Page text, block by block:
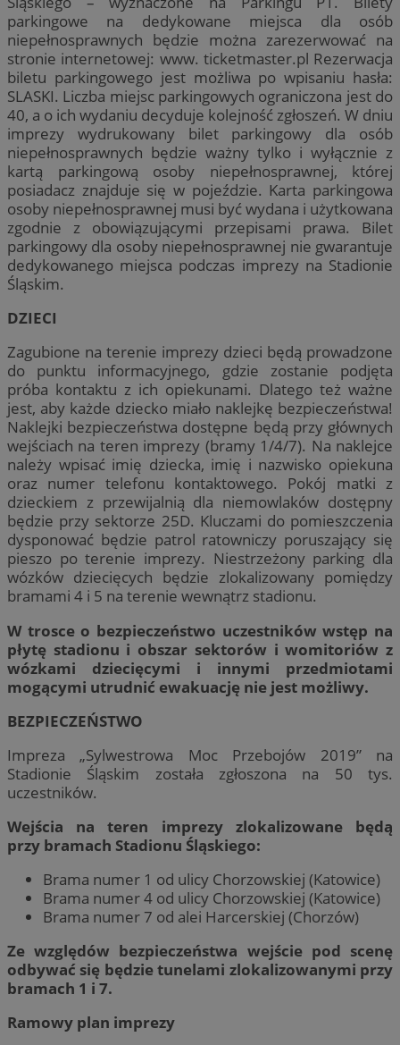
parkingowe na dedykowane miejsca dla osób
niepełnosprawnych będzie można zarezerwować na
stronie internetowej: www. ticketmaster.pl Rezerwacja
biletu parkingowego jest możliwa po wpisaniu hasła:
SLASKI. Liczba miejsc parkingowych ograniczona jest do
40, a o ich wydaniu decyduje kolejność zgłoszeń. W dniu
imprezy wydrukowany bilet parkingowy dla osób
niepełnosprawnych będzie ważny tylko i wyłącznie z
kartą parkingową osoby niepełnosprawnej, której
posiadacz znajduje się w pojeździe. Karta parkingowa
osoby niepełnosprawnej musi być wydana i użytkowana
zgodnie z obowiązującymi przepisami prawa. Bilet
parkingowy dla osoby niepełnosprawnej nie gwarantuje
dedykowanego miejsca podczas imprezy na Stadionie
Śląskim.
DZIECI
Zagubione na terenie imprezy dzieci będą prowadzone
do punktu informacyjnego, gdzie zostanie podjęta
próba kontaktu z ich opiekunami. Dlatego też ważne
jest, aby każde dziecko miało naklejkę bezpieczeństwa!
Naklejki bezpieczeństwa dostępne będą przy głównych
wejściach na teren imprezy (bramy 1/4/7). Na naklejce
należy wpisać imię dziecka, imię i nazwisko opiekuna
oraz numer telefonu kontaktowego. Pokój matki z
dzieckiem z przewijalnią dla niemowlaków dostępny
będzie przy sektorze 25D. Kluczami do pomieszczenia
dysponować będzie patrol ratowniczy poruszający się
pieszo po terenie imprezy. Niestrzeżony parking dla
wózków dziecięcych będzie zlokalizowany pomiędzy
bramami 4 i 5 na terenie wewnątrz stadionu.
W trosce o bezpieczeństwo uczestników wstęp na
płytę stadionu i obszar sektorów i womitoriów z
wózkami dziecięcymi i innymi przedmiotami
mogącymi utrudnić ewakuację nie jest możliwy.
BEZPIECZEŃSTWO
Impreza „Sylwestrowa Moc Przebojów 2019” na
Stadionie Śląskim została zgłoszona na 50 tys.
uczestników.
Wejścia na teren imprezy zlokalizowane będą
przy bramach Stadionu Śląskiego:
Brama numer 1 od ulicy Chorzowskiej (Katowice)
Brama numer 4 od ulicy Chorzowskiej (Katowice)
Brama numer 7 od alei Harcerskiej (Chorzów)
Ze względów bezpieczeństwa wejście pod scenę
odbywać się będzie tunelami zlokalizowanymi przy
bramach 1 i 7.
Ramowy plan imprezy